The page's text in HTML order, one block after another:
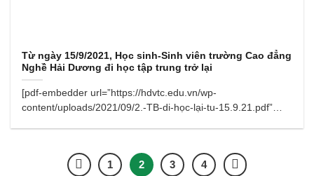
Từ ngày 15/9/2021, Học sinh-Sinh viên trường Cao đẳng
Nghề Hải Dương đi học tập trung trở lại
[pdf-embedder url=”https://hdvtc.edu.vn/wp-
content/uploads/2021/09/2.-TB-di-học-lại-tu-15.9.21.pdf”
1 2 3 4